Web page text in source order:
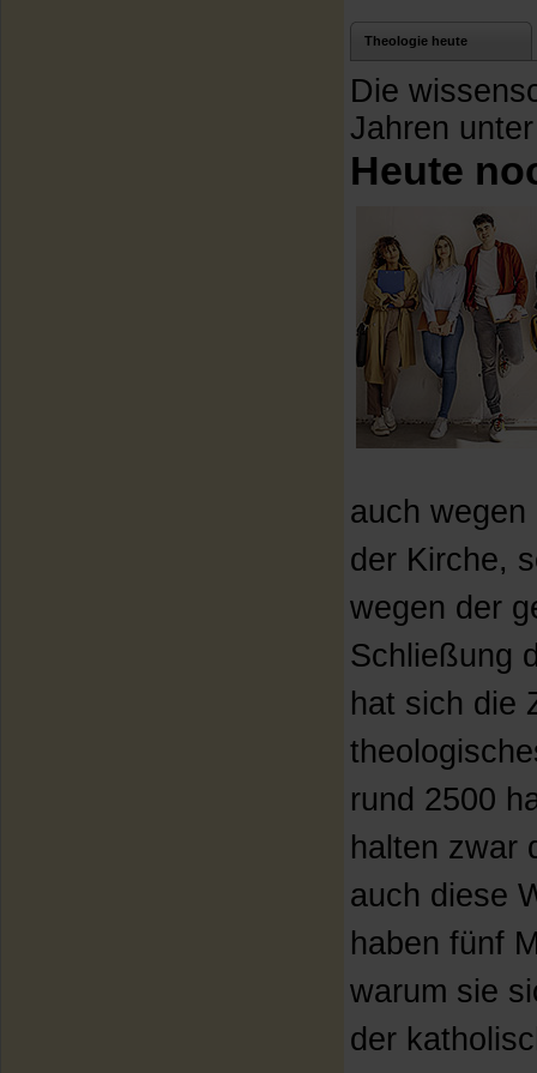
Theologie heute
Die
Jahren
Heute
auch
der Kirche,
wegen der
Schließung
hat sich die
rund 2500
halten zwar
auch diese
haben fünf
warum sie
der